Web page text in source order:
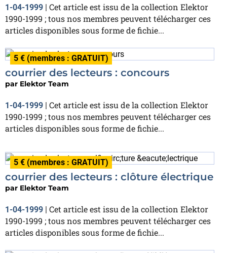
1-04-1999
Cet article est issu de la collection Elektor
1990-1999 ; tous nos membres peuvent télécharger ces
articles disponibles sous forme de fichie...
5 € (membres : GRATUIT)
courrier des lecteurs : concours
par Elektor Team
1-04-1999 | Cet article est issu de la collection Elektor
1990-1999 ; tous nos membres peuvent télécharger ces
articles disponibles sous forme de fichie...
5 € (membres : GRATUIT)
courrier des lecteurs : clôture électrique
par Elektor Team
1-04-1999 | Cet article est issu de la collection Elektor
1990-1999 ; tous nos membres peuvent télécharger ces
articles disponibles sous forme de fichie...